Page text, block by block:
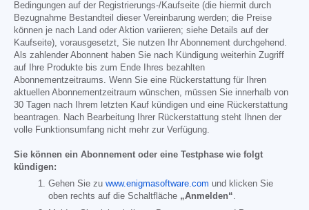
Bedingungen auf der Registrierungs-/Kaufseite (die hiermit durch
Bezugnahme Bestandteil dieser Vereinbarung werden; die Preise
können je nach Land oder Aktion variieren; siehe Details auf der
Kaufseite), vorausgesetzt, Sie nutzen Ihr Abonnement durchgehend.
Als zahlender Abonnent haben Sie nach Kündigung weiterhin Zugriff
auf Ihre Produkte bis zum Ende Ihres bezahlten
Abonnementzeitraums. Wenn Sie eine Rückerstattung für Ihren
aktuellen Abonnementzeitraum wünschen, müssen Sie innerhalb von
30 Tagen nach Ihrem letzten Kauf kündigen und eine Rückerstattung
beantragen. Nach Bearbeitung Ihrer Rückerstattung steht Ihnen der
volle Funktionsumfang nicht mehr zur Verfügung.
Sie können ein Abonnement oder eine Testphase wie folgt
kündigen:
Gehen Sie zu www.enigmasoftware.com und klicken Sie
oben rechts auf die Schaltfläche „Anmelden“.